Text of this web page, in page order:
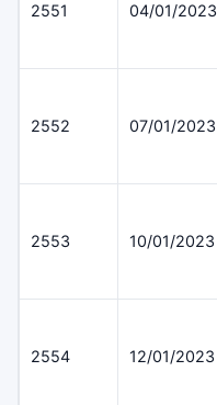
2551 04/01/2023
2552 07/01/2023
2553 10/01/2023
2554 12/01/2023